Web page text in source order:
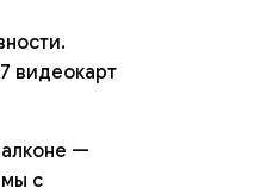
видеокарт
—
с